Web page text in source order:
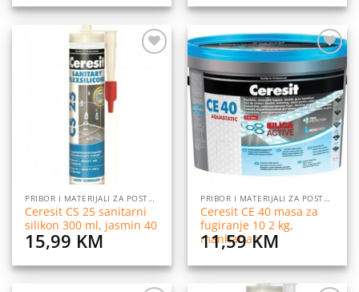
PRIBOR I MATERIJALI ZA POSTAVLJANJE PLOČICA
Ceresit CS 25 sanitarni
silikon 300 ml, jasmin 40
15,99 KM
Dodaj
na
želja
PRIBOR I MATERIJALI ZA POSTAVLJANJE PLOČICA
Ceresit CE 40 masa za
fugiranje 10 2 kg,
manhattan
11,59KM